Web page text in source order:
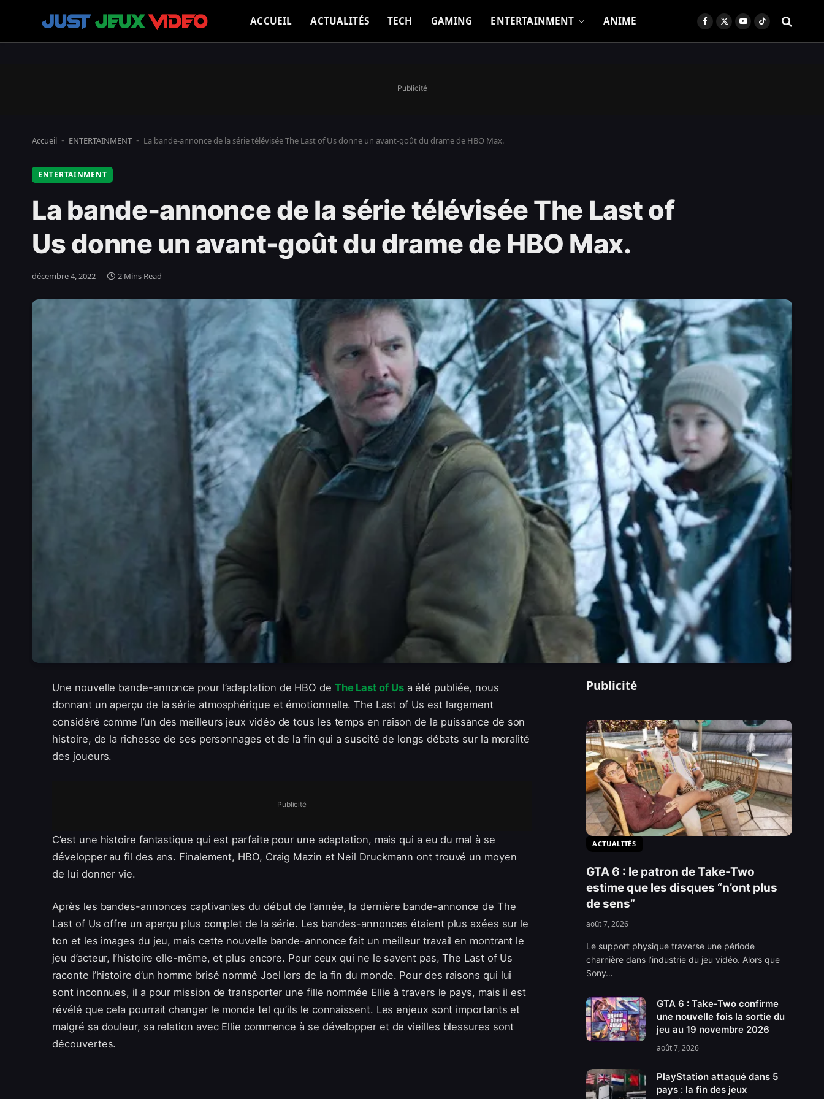
ACCUEIL ACTUALITÉS TECH GAMING ENTERTAINMENT ANIME Facebook
X
YouTubeTikTok
Publicité
Accueil - ENTERTAINMENT - La bande-annonce de la série télévisée The Last of Us donne un avant-goût du drame de HBO Max.
ENTERTAINMENT
La bande-annonce de la série télévisée The Last of
Us donne un avant-goût du drame de HBO Max.
décembre 4, 2022 2 Mins Read
Une nouvelle bande-annonce pour l’adaptation de HBO de The Last of Usa été publiée, nous
donnant un aperçu de la série atmosphérique et émotionnelle. The Last of Us est largement
considéré comme l’un des meilleurs jeux vidéo de tous les temps en raison de la puissance de son
histoire, de la richesse de ses personnages et de la fin qui a suscité de longs débats sur la moralité
des joueurs.
Publicité
C’est une histoire fantastique qui est parfaite pour une adaptation, mais qui a eu du mal à se
développer au fil des ans. Finalement, HBO, Craig Mazin et Neil Druckmann ont trouvé un moyen
de lui donner vie.
Après les bandes-annonces captivantes du début de l’année, la dernière bande-annonce de The
Last of Us offre un aperçu plus complet de la série. Les bandes-annonces étaient plus axées sur le
ton et les images du jeu, mais cette nouvelle bande-annonce fait un meilleur travail en montrant le
jeu d’acteur, l’histoire elle-même, et plus encore. Pour ceux qui ne le savent pas, The Last of Us
raconte l’histoire d’un homme brisé nommé Joel lors de la fin du monde. Pour des raisons qui lui
sont inconnues, il a pour mission de transporter une fille nommée Ellie à travers le pays, mais il est
révélé que cela pourrait changer le monde tel qu’ils le connaissent. Les enjeux sont importants et
malgré sa douleur, sa relation avec Ellie commence à se développer et de vieilles blessures sont
découvertes.
Publicité
ACTUALITÉS
GTA 6 : le patron de Take-Two
estime que les disques “n’ont plus
de sens”
août 7, 2026
Le support physique traverse une période
charnière dans l’industrie du jeu vidéo. Alors que
Sony…
GTA 6 : Take-Two confirme
une nouvelle fois la sortie du
jeu au 19 novembre 2026
août 7, 2026
PlayStation attaqué dans 5
pays : la fin des jeux